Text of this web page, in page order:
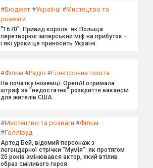
#Бюджет #Українці #Мистецтво та
розваги
"1670": Привид короля: як Польща
перетворює імперський міф на прибуток –
і які уроки це приносить Україні.
#Фільм #Радіо #Електронна пошта
На початку іноземці: OpenAI отримала
штраф за "недостатнє" розкриття вакансій
для жителів США.
#Мистецтво та розваги #Фільм
#Голлівуд
Артед Бей, відомий персонаж з
легендарної стрічки "Мумія": як протягом
25 років змінювався актор, який втілив
образ сміливого героя.